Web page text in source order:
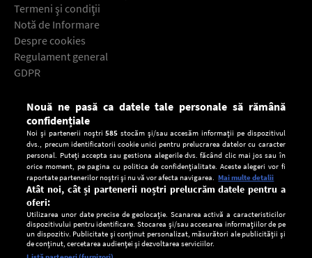
Termeni şi condiţii
Notă de Informare
Despre cookies
Regulament general
GDPR
Descarcă gratuit aplicaţia Europa FM pentru smartphone:
Nouă ne pasă ca datele tale personale să rămână
confidențiale
Noi și partenerii noștri585 stocăm și/sau accesăm informații pe dispozitivul
dvs., precum identificatorii cookie unici pentru prelucrarea datelor cu caracter
personal. Puteți accepta sau gestiona alegerile dvs. făcând clic mai jos sau în
orice moment, pe pagina cu politica de confidențialitate. Aceste alegeri vor fi
raportate partenerilor noștri și nu vă vor afecta navigarea. Mai multe detalii
Atât noi, cât și partenerii noștri prelucrăm datele pentru a
oferi:
Utilizarea unor date precise de geolocație. Scanarea activă a caracteristicilor
dispozitivului pentru identificare. Stocarea și/sau accesarea informațiilor de pe
un dispozitiv. Publicitate și conținut personalizat, măsurători ale publicității și
de conținut, cercetarea audienței și dezvoltarea serviciilor.